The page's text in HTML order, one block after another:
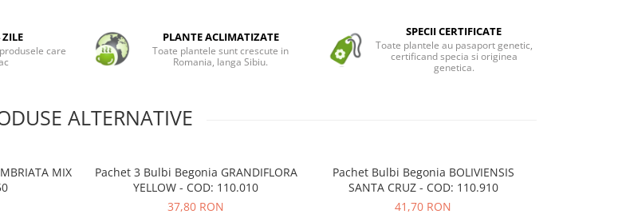
care
PLANTE ACLIMATIZATE
Toate plantele sunt crescute in
Romania, langa Sibiu.
SPECII CERTIFICATE
Toate plantele au pasaport genetic,
certificand specia si originea
genetica.
ALTERNATIVE
MIX
Pachet 3 Bulbi Begonia GRANDIFLORA
YELLOW - COD: 110.010
37,80 RON
Pachet Bulbi Begonia BOLIVIENSIS
SANTA CRUZ - COD: 110.910
41,70 RON